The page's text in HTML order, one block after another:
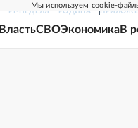
Мы используем cookie-
РГ-НЕДЕЛЯ РОДИНА
ВластьСВОЭкономикаВ